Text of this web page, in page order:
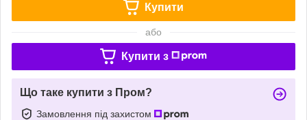
Купити
або
Купити з
Що таке купити з Пром?
Замовлення під захистом